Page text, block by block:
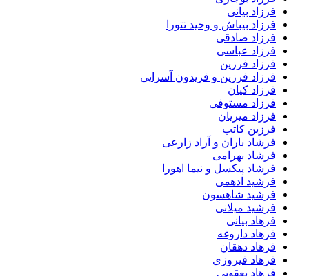
فرزاد بیانی
فرزاد بیباش و وحید تتورا
فرزاد صادقی
فرزاد عباسی
فرزاد فرزین
فرزاد فرزین و فریدون آسرایی
فرزاد کیان
فرزاد مستوفی
فرزاد میریان
فرزین کاتب
فرشاد باران و آراد زارعی
فرشاد بهرامی
فرشاد پیکسل و نیما اهورا
فرشید ادهمی
فرشید شاهسون
فرشید میلانی
فرهاد بیانی
فرهاد داروغه
فرهاد دهقان
فرهاد فیروزی
فرهاد یعقوبی